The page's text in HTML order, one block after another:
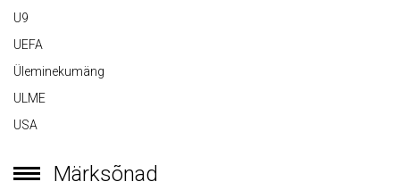
U9
UEFA
Üleminekumäng
ULME
USA
Märksõnad